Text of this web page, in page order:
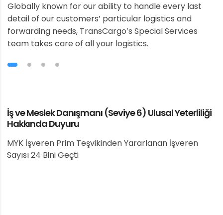
Globally known for our ability to handle every last
detail of our customers’ particular logistics and
forwarding needs, TransCargo’s Special Services
team takes care of all your logistics.
İş ve Meslek Danışmanı (Seviye 6) Ulusal Yeterliliği
Hakkında Duyuru
MYK İşveren Prim Teşvikinden Yararlanan İşveren
Sayısı 24 Bini Geçti